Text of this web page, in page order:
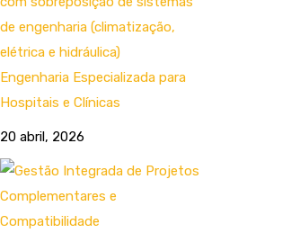
Engenharia Especializada para
Hospitais e Clínicas
20 abril, 2026